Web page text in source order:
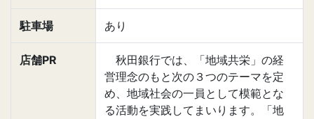
駐車場 あり
店舗PR
秋田銀行では、「地域共栄」の経
営理念のもと次の３つのテーマを定
め、地域社会の一員として模範とな
る活動を実践してまいります。「地